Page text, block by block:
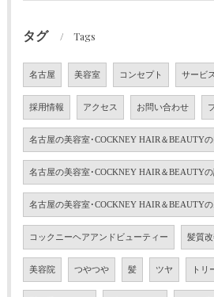
タグ Tags
名古屋 美容室 コンセプト サービ
採用情報 アクセス お問い合わせ
名古屋の美容室･COCKNEY HAIR＆BEAUTY
名古屋の美容室･COCKNEY HAIR＆BEAUTYの
名古屋の美容室･COCKNEY HAIR＆BEAUTY
コックニーヘアアンドビューティー 髪質
美容院 つやつや 髪 ツヤ トリ